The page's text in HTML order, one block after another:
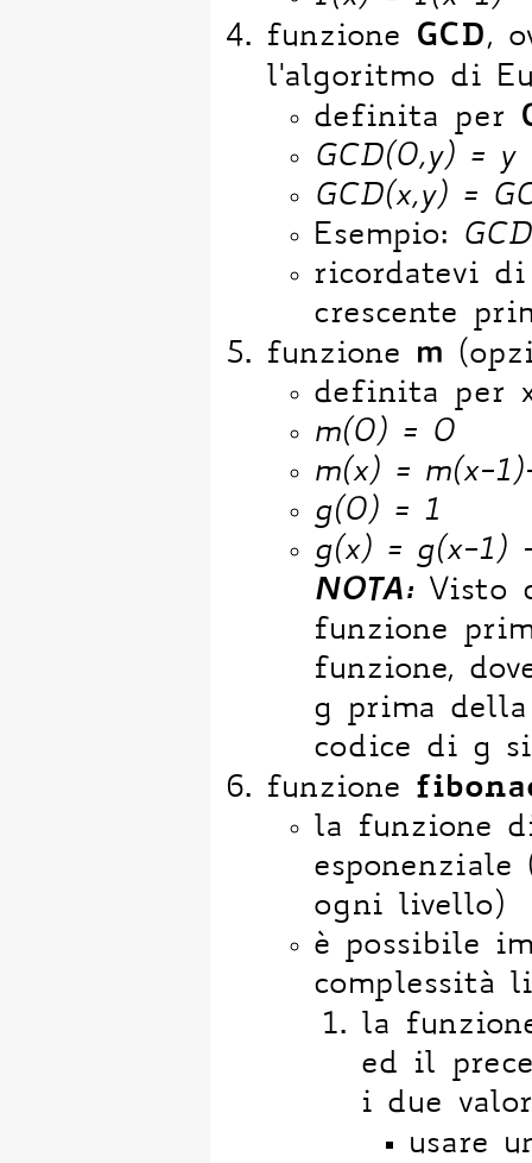
funzione GCD,
l'algoritmo di
definita per
GCD(0,y) = y
GCD(x,y) =
Esempio:
ricordatevi
crescente
funzione m
definita per
m(0) = 0
m(x) = m(x-
g(0) = 1
g(x) = g(x-1)
NOTA: Visto
funzione
funzione,
g prima
codice di g
funzione
la funzione
ogni livello)
è possibile
complessità
la
ed il
i due
usare